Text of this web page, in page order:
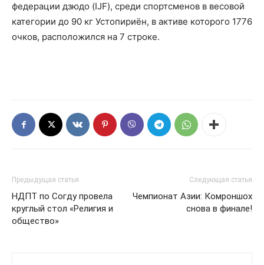
федерации дзюдо (IJF), среди спортсменов в весовой
категории до 90 кг Устопириён, в активе которого 1776
очков, расположился на 7 строке.
Предыдущая статья
НДПТ по Согду провела
круглый стол «Религия и
общество»
Следующая статья
Чемпионат Азии: Комроншох
снова в финале!